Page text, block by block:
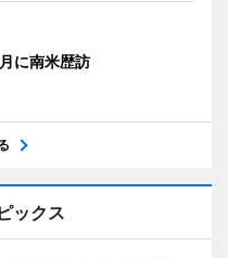
に南米歴訪
ックス